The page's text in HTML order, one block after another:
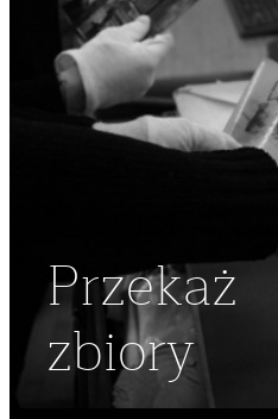
Przekaż
zbiory